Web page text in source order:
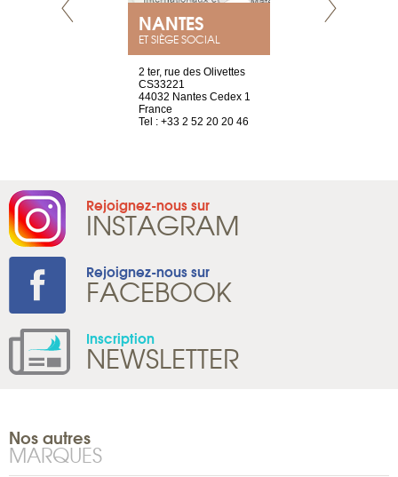
NANTES
ET SIÈGE SOCIAL
2 ter, rue des Olivettes
CS33221
44032 Nantes Cedex 1
France
Tel : +33 2 52 20 20 46
Rejoignez-nous sur
INSTAGRAM
Rejoignez-nous sur
FACEBOOK
Inscription
NEWSLETTER
Nos autres
MARQUES